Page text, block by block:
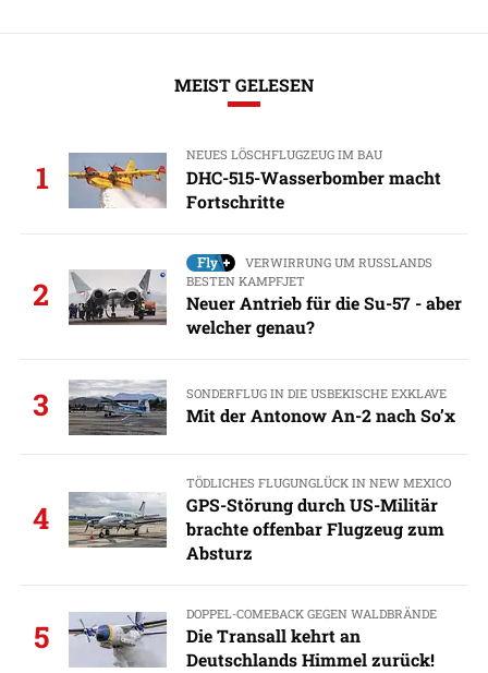
MEIST GELESEN
1
NEUES LÖSCHFLUGZEUG IM BAU
DHC-515-Wasserbomber macht
Fortschritte
2
VERWIRRUNG UM RUSSLANDS
BESTEN KAMPFJET
Neuer Antrieb für die Su-57 - aber
welcher genau?
3 SONDERFLUG IN DIE USBEKISCHE EXKLAVE
Mit der Antonow An-2 nach So’x
4
TÖDLICHES FLUGUNGLÜCK IN NEW MEXICO
GPS-Störung durch US-Militär
brachte offenbar Flugzeug zum
Absturz
5
DOPPEL-COMEBACK GEGEN WALDBRÄNDE
Die Transall kehrt an
Deutschlands Himmel zurück!